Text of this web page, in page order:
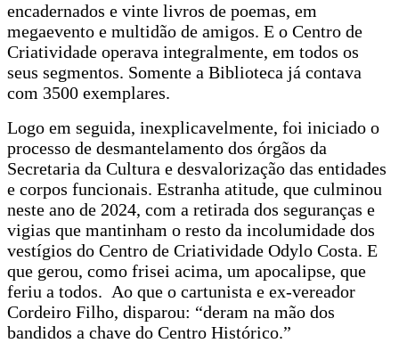
encadernados e vinte livros de poemas, em
megaevento e multidão de amigos. E o Centro de
Criatividade operava integralmente, em todos os
seus segmentos. Somente a Biblioteca já contava
com 3500 exemplares.
Logo em seguida, inexplicavelmente, foi iniciado o
processo de desmantelamento dos órgãos da
Secretaria da Cultura e desvalorização das entidades
e corpos funcionais. Estranha atitude, que culminou
neste ano de 2024, com a retirada dos seguranças e
vigias que mantinham o resto da incolumidade dos
vestígios do Centro de Criatividade Odylo Costa. E
que gerou, como frisei acima, um apocalipse, que
feriu a todos. Ao que o cartunista e ex-vereador
Cordeiro Filho, disparou: “deram na mão dos
bandidos a chave do Centro Histórico.”